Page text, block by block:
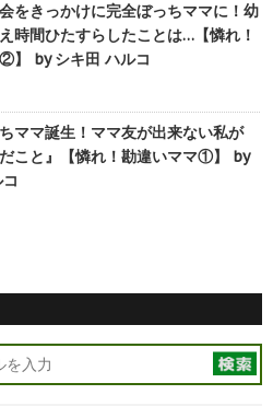
をきっかけに完全ぼっちママに！幼
時間ひたすらしたことは…【憐れ！
】 by シキ田 ハルコ
ママ誕生！ママ友が出来ない私が
だこと』【憐れ！勘違いママ①】 by